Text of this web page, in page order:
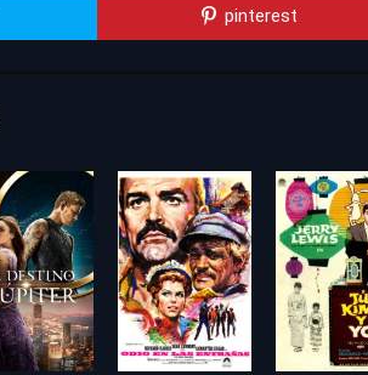
pinterest